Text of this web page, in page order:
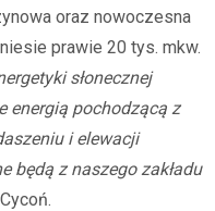
oraz nowoczesna
prawie 20 tys. mkw.
słonecznej
energią pochodzącą z
i elewacji
będą z naszego zakładu